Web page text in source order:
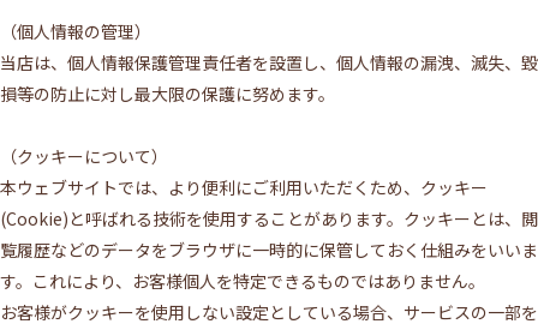
（個人情報の管理）
当店は、個人情報保護管理責任者を設置し、個人情報の漏洩、滅失、毀
損等の防止に対し最大限の保護に努めます。
（クッキーについて）
本ウェブサイトでは、より便利にご利用いただくため、クッキー
(Cookie)と呼ばれる技術を使用することがあります。クッキーとは、閲
覧履歴などのデータをブラウザに一時的に保管しておく仕組みをいいま
す。これにより、お客様個人を特定できるものではありません。
お客様がクッキーを使用しない設定としている場合、サービスの一部を